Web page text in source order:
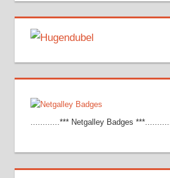
............*** Netgalley Badges ***............